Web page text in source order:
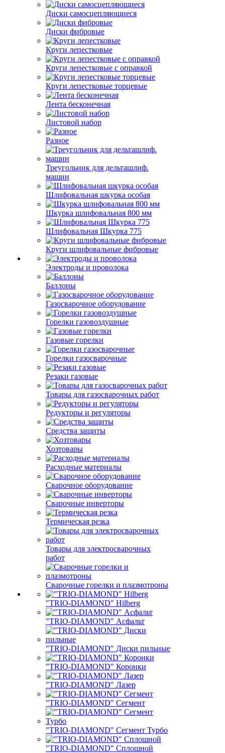
Диски самосцепляющиеся
Диски фибровые
Круги лепестковые
Круги лепестковые с оправкой
Круги лепестковые торцевые
Лента бесконечная
Листовой набор
Разное
Треугольник для дельташлиф.
машин
Шлифовальная шкурка особая
Шкурка шлифовальная 800 мм
Шлифовальная Шкурка 775
Круги шлифовальные фибровые
Электроды и проволока
Баллоны
Газосварочное оборудование
Горелки газовоздушные
Газовые горелки
Горелки газосварочные
Резаки газовые
Товары для газосварочных работ
Редукторы и регуляторы
Средства защиты
Хозтовары
Расходные материалы
Сварочное оборудование
Сварочные инверторы
Термическая резка
Товары для электросварочных
работ
Сварочные горелки и плазмотроны
"TRIO-DIAMOND" Hilberg
"TRIO-DIAMOND" Асфальт
"TRIO-DIAMOND" Диски пильные
"TRIO-DIAMOND" Коронки
"TRIO-DIAMOND" Лазер
"TRIO-DIAMOND" Сегмент
"TRIO-DIAMOND" Сегмент Турбо
"TRIO-DIAMOND" Сплошной